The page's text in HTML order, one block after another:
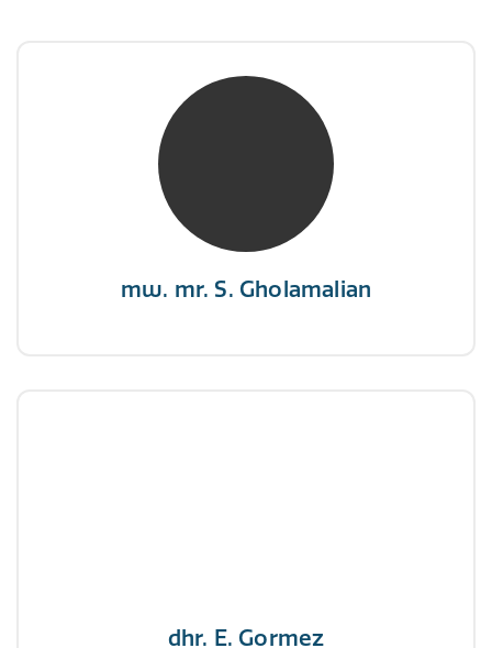
mw. mr. S. Gholamalian
mw. mr. S. Gholamalian
NIVRE Register-Expert
“Als je de richting van de wind niet kunt
veranderen, verander dan de stand van je
dhr. E. Gormez